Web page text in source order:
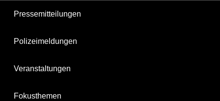
Pressemitteilungen
Polizeimeldungen
Veranstaltungen
Fokusthemen